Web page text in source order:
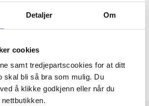
Detaljer Om
cookies
samt tredjepartscookies for at ditt
skal bli så bra som mulig. Du
å klikke godkjenn eller når du
kjøpt..